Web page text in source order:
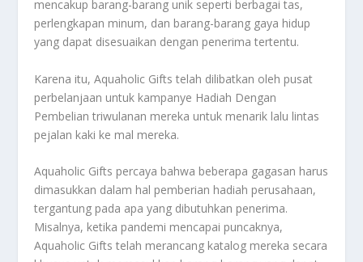
mencakup barang-barang unik seperti berbagai tas,
perlengkapan minum, dan barang-barang gaya hidup
yang dapat disesuaikan dengan penerima tertentu.
Karena itu, Aquaholic Gifts telah dilibatkan oleh pusat
perbelanjaan untuk kampanye Hadiah Dengan
Pembelian triwulanan mereka untuk menarik lalu lintas
pejalan kaki ke mal mereka.
Aquaholic Gifts percaya bahwa beberapa gagasan harus
dimasukkan dalam hal pemberian hadiah perusahaan,
tergantung pada apa yang dibutuhkan penerima.
Misalnya, ketika pandemi mencapai puncaknya,
Aquaholic Gifts telah merancang katalog mereka secara